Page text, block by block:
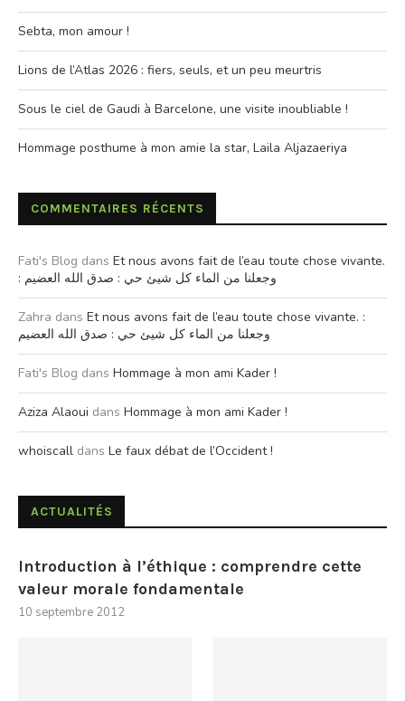
Sebta, mon amour !
Lions de l’Atlas 2026 : fiers, seuls, et un peu meurtris
Sous le ciel de Gaudi à Barcelone, une visite inoubliable !
Hommage posthume à mon amie la star, Laila Aljazaeriya
COMMENTAIRES RÉCENTS
Fati's Blog dans Et nous avons fait de l’eau toute chose vivante.
: وجعلنا من الماء كل شيئ حي : صدق الله العضيم
Zahra dans Et nous avons fait de l’eau toute chose vivante. :
وجعلنا من الماء كل شيئ حي : صدق الله العضيم
Fati's Blog dans Hommage à mon ami Kader !
Aziza Alaoui dans Hommage à mon ami Kader !
whoiscall dans Le faux débat de l’Occident !
ACTUALITÉS
Introduction à l’éthique : comprendre cette
valeur morale fondamentale
10 septembre 2012